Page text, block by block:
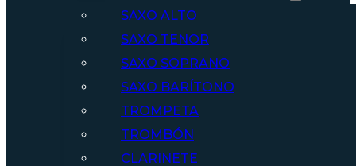
SAXO ALTO
SAXO TENOR
SAXO SOPRANO
SAXO BARÍTONO
TROMPETA
TROMBÓN
CLARINETE